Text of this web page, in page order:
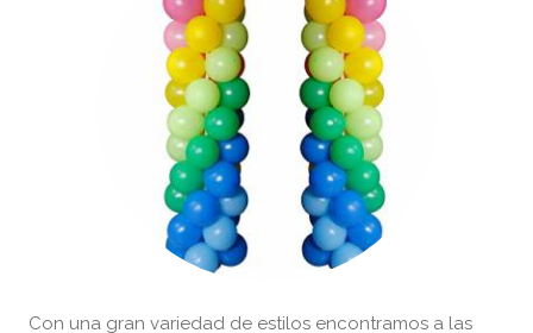
Con una gran variedad de estilos encontramos a las